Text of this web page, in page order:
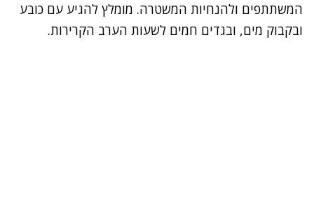
המשתתפים ולהנחיות המשטרה. מומלץ להגיע עם כובע
ובקבוק מים, ובגדים חמים לשעות הערב הקרירות.